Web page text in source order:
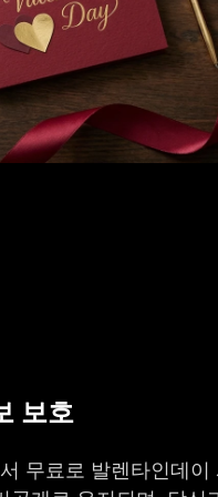
보호
무료로 발렌타인데이